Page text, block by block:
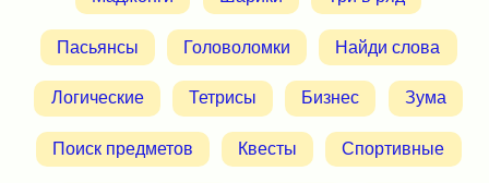
Пасьянсы Головоломки Найди слова
Логические Тетрисы Бизнес Зума
Поиск предметов Квесты Спортивные